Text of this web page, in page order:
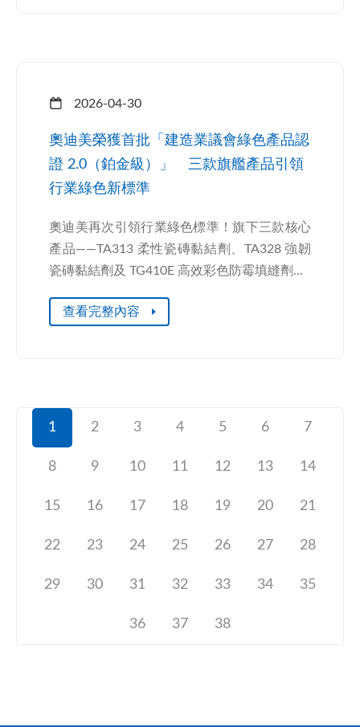
2026-04-30
奧迪美榮獲首批「建造業議會綠色產品認
證 2.0（鉑金級）」 三款旗艦產品引領
行業綠色新標準
奧迪美再次引領行業綠色標準！旗下三款核心
產品——TA313 柔性瓷磚黏結劑、TA328 強韌
瓷磚黏結劑及 TG410E 高效彩色防霉填縫劑...
查看完整內容
1 2 3 4 5 6 7
8 9 10 11 12 13 14
15 16 17 18 19 20 21
22 23 24 25 26 27 28
29 30 31 32 33 34 35
36 37 38